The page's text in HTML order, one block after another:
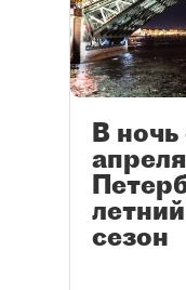
В ночь
сезон